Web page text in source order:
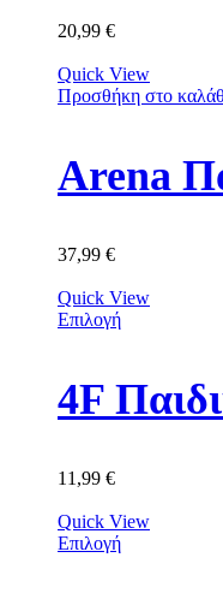
20,99 €
Quick View
Προσθήκη στο
Arena
37,99 €
Quick View
Επιλογή
11,99 €
Quick View
Επιλογή